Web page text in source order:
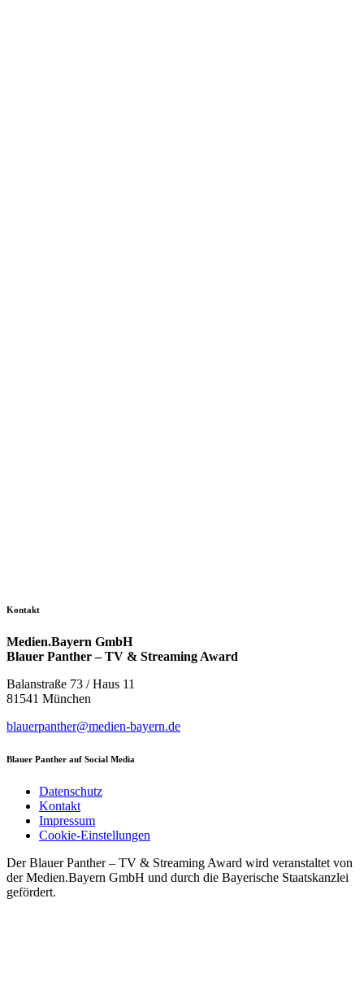
Kontakt
Medien.Bayern GmbH
Blauer Panther – TV & Streaming Award
Balanstraße 73 / Haus 11
81541 München
blauerpanther@medien-bayern.de
Blauer Panther auf Social Media
Datenschutz
Kontakt
Impressum
Cookie-Einstellungen
Der Blauer Panther – TV & Streaming Award wird veranstaltet von
der Medien.Bayern GmbH und durch die Bayerische Staatskanzlei
gefördert.